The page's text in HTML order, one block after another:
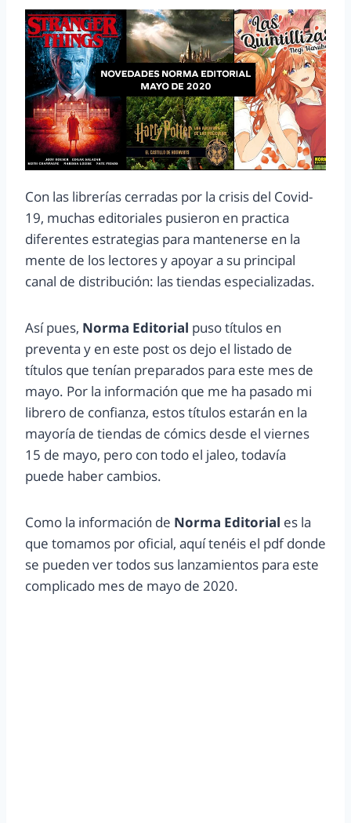
Con las librerías cerradas por la crisis del Covid-
19, muchas editoriales pusieron en practica
diferentes estrategias para mantenerse en la
mente de los lectores y apoyar a su principal
canal de distribución: las tiendas especializadas.
Así pues, Norma Editorial puso títulos en
preventa y en este post os dejo el listado de
títulos que tenían preparados para este mes de
mayo. Por la información que me ha pasado mi
librero de confianza, estos títulos estarán en la
mayoría de tiendas de cómics desde el viernes
15 de mayo, pero con todo el jaleo, todavía
puede haber cambios.
Como la información de Norma Editorial es la
que tomamos por oficial, aquí tenéis el pdf donde
se pueden ver todos sus lanzamientos para este
complicado mes de mayo de 2020.